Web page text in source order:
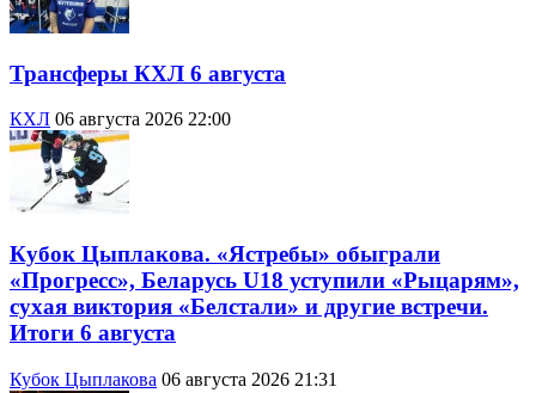
Трансферы КХЛ 6 августа
КХЛ 06 августа 2026 22:00
Кубок Цыплакова. «Ястребы» обыграли
«Прогресс», Беларусь U18 уступили «Рыцарям»,
сухая виктория «Белстали» и другие встречи.
Итоги 6 августа
Кубок Цыплакова 06 августа 2026 21:31